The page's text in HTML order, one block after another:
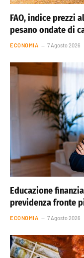
FAO, indice prezzi
pesano ondate di
ECONOMIA 7 Agosto 2026
Educazione
previdenza fronte
ECONOMIA 7 Agosto 2026